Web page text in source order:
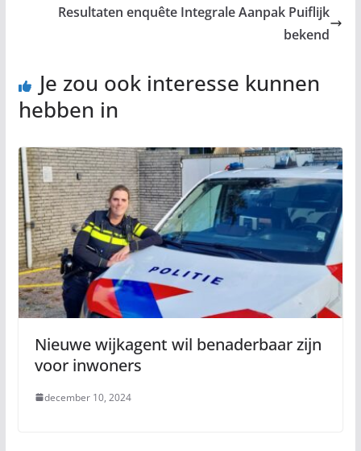
Resultaten enquête Integrale Aanpak Puiflijk
bekend
Je zou ook interesse kunnen
hebben in
Nieuwe wijkagent wil benaderbaar zijn
voor inwoners
december 10, 2024